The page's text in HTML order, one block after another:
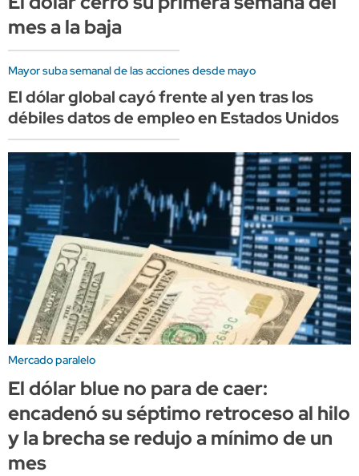
mes a la baja
Mayor suba semanal de las acciones desde mayo
El dólar global cayó frente al yen tras los
débiles datos de empleo en Estados Unidos
Mercado paralelo
El dólar blue no para de caer:
encadenó su séptimo retroceso al hilo
y la brecha se redujo a mínimo de un
mes